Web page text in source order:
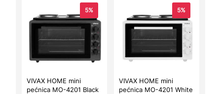
5%
VIVAX HOME mini
pećnica MO-4201 Black
5%
VIVAX HOME mini
pećnica MO-4201 White